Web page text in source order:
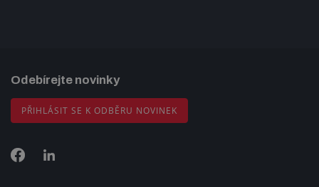
Odebírejte novinky
PŘIHLÁSIT SE K ODBĚRU NOVINEK